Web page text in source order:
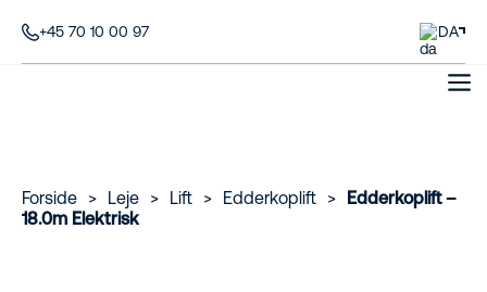
+45 70 10 00 97 DA
Forside > Leje > Lift > Edderkoplift >
Edderkoplift –
18.0m Elektrisk